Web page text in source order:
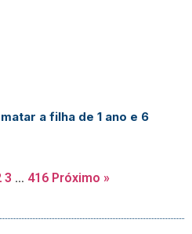
a filha de 1 ano e 6
3 … 416 Próximo »